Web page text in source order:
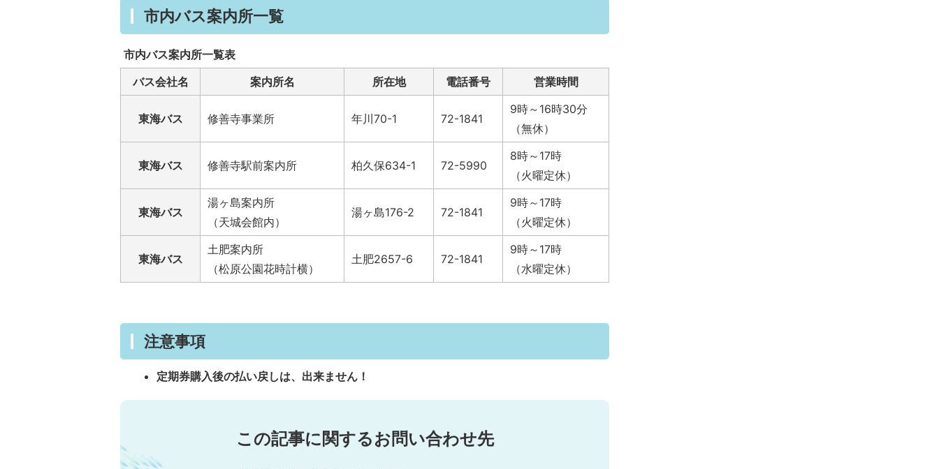
市内バス案内所一覧
市内バス案内所一覧表
バス会社名
案内所名 所在地 電話番号 営業時間
東海バス 修善寺事業所 年川70-1 72-1841
9時～16時30分
（無休）
東海バス 修善寺駅前案内所 柏久保634-1 72-5990
8時～17時
（火曜定休）
東海バス
湯ヶ島案内所
（天城会館内）
湯ヶ島176-2 72-1841
9時～17時
（火曜定休）
東海バス
土肥案内所
（松原公園花時計横）
土肥2657-6 72-1841
9時～17時
（水曜定休）
注意事項
定期券購入後の払い戻しは、出来ません！
この記事に関するお問い合わせ先